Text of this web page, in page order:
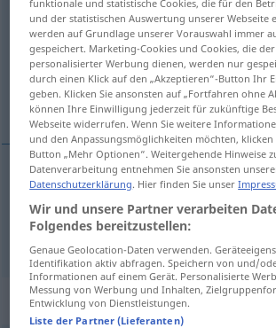
Ausschaffungf <Ausschaffung;
Übersicht aller Übersetzungen
(Für mehr Details die Übersetzung anklicken/
deportation, expulsion
deportation Ausschaffung
expulsion Ausschaffung
Synonyme für
und der statistischen Auswertung unserer Webseite
werden auf Grundlage unserer Vorauswahl immer
gespeichert. Marketing-Cookies und Cookies, die
personalisierter Werbung dienen, werden nur
durch einen Klick auf den „Akzeptieren“-Button Ihr
geben. Klicken Sie ansonsten auf „Fortfahren ohne
können Ihre Einwilligung jederzeit für zukünftige
Webseite widerrufen. Wenn Sie weitere
und den Anpassungsmöglichkeiten möchten, klicken
Button „Mehr Optionen“. Weitergehende Hinweise
Datenverarbeitung entnehmen Sie ansonsten
Datenschutzerklärung. Hier finden Sie unser
Wir und unsere Partner verarbeiten
Folgendes bereitzustellen:
Genaue Geolocation-Daten verwenden.
Identifikation aktiv abfragen. Speichern von und/
Informationen auf einem Gerät. Personalisierte
Messung von Werbung und Inhalten,
Entwicklung von Dienstleistungen.
Liste der Partner (Lieferanten)